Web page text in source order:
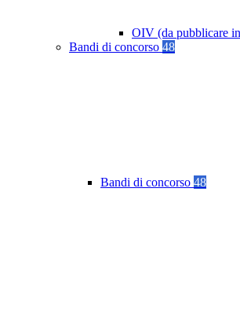
OIV (da pubblicare
Bandi di concorso 48
Bandi di concorso 48